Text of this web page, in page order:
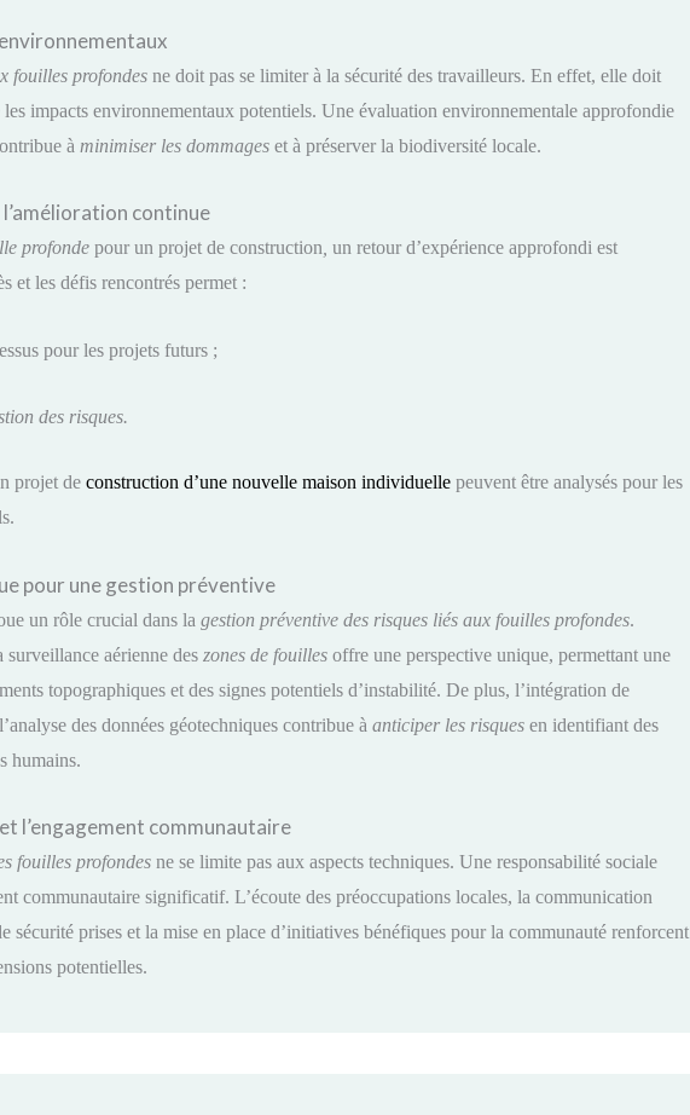
fouilles profondes ne doit pas se limiter à la sécurité des travailleurs. En effet, elle doit
impacts environnementaux potentiels. Une évaluation environnementale approfondie
à minimiser les dommages et à préserver la biodiversité locale.
continue
profonde pour un projet de construction un retour d’expérience approfondi est
et les défis rencontrés permet :
pour les projets futurs ;
des risques.
projet de construction d’une nouvelle maison individuelle peuvent être analysés pour les
pour une gestion préventive
un rôle crucial dans la gestion préventive des risques liés aux fouilles profondes.
aérienne des zones de fouilles offre une perspective unique, permettant une
topographiques et des signes potentiels d’instabilité. De plus, l’intégration de
des données géotechniques contribue à anticiper les risques en identifiant des
humains.
l’engagement communautaire
fouilles profondes ne se limite pas aux aspects techniques. Une responsabilité sociale
communautaire significatif. L’écoute des préoccupations locales, la communication
sécurité prises et la mise en place d’initiatives bénéfiques pour la communauté renforcent
potentielles.